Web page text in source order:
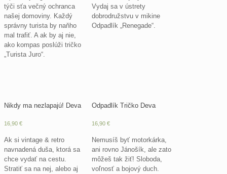
týči sťa večný ochranca
našej domoviny. Každý
správny turista by naňho
mal trafiť. A ak by aj nie,
ako kompas poslúži tričko
„Turista Juro“.
Vydaj sa v ústrety
dobrodružstvu v mikine
Odpadlík „Renegade“.
Nikdy ma nezlapajú! Deva
16,90 €
Ak si vintage & retro
navnadená duša, ktorá sa
chce vydať na cestu.
Stratiť sa na nej, alebo aj
Odpadlík Tričko Deva
16,90 €
Nemusíš byť motorkárka,
ani rovno Jánošík, ale zato
môžeš tak žiť! Sloboda,
voľnosť a bojový duch.